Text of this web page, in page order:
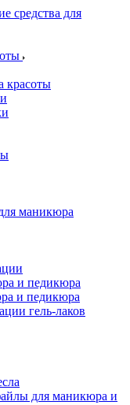
средства для
красоты
маникюра
и педикюра
и педикюра
гель-лаков
для маникюра и